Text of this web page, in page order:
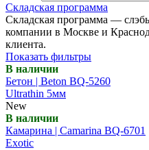
Складская программа
Складская программа —
компании в Москве и
клиента.
Показать фильтры
В наличии
Бетон | Beton BQ-5260
Ultrathin 5мм
New
В наличии
Камарина | Camarina BQ-6701
Exotic